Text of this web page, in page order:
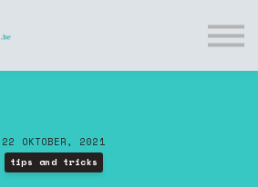
Cursussen
Tarieven
Vragen?
Login
22 OKTOBER, 2021
tips and tricks